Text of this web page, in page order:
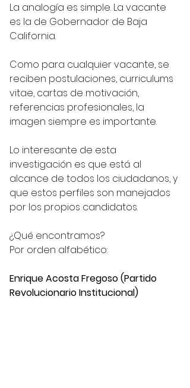
La analogía es simple. La vacante
es la de Gobernador de Baja
California.
Como para cualquier vacante, se
reciben postulaciones, curriculums
vitae, cartas de motivación,
referencias profesionales, la
imagen siempre es importante.
Lo interesante de esta
investigación es que está al
alcance de todos los ciudadanos, y
que estos perfiles son manejados
por los propios candidatos.
¿Qué encontramos?
Por orden alfabético:
Enrique Acosta Fregoso (Partido
Revolucionario Institucional)